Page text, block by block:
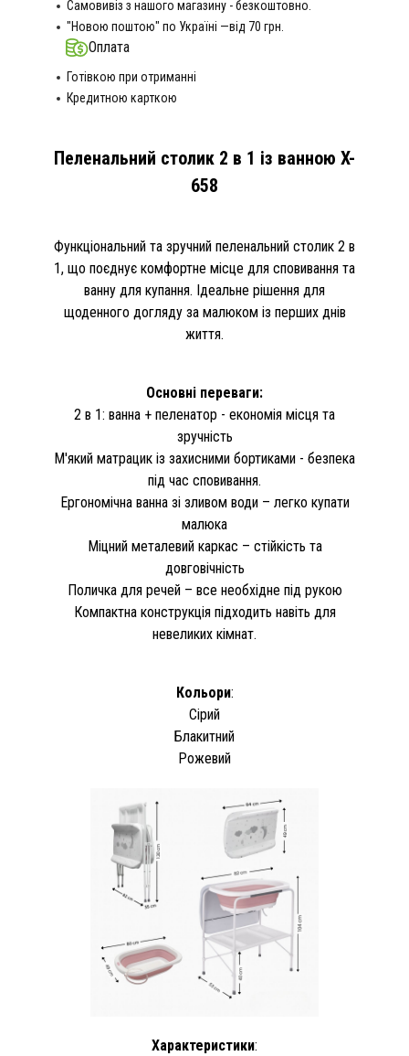
Самовивіз з нашого магазину - безкоштовно.
"Новою поштою" по Україні —від 70 грн.
Оплата
Готівкою при отриманні
Кредитною карткою
Пеленальний столик 2 в 1 із ванною X-
658
Функціональний та зручний пеленальний столик 2 в
1, що поєднує комфортне місце для сповивання та
ванну для купання. Ідеальне рішення для
щоденного догляду за малюком із перших днів
життя.
Основні переваги:
2 в 1: ванна + пеленатор - економія місця та
зручність
М'який матрацик із захисними бортиками - безпека
під час сповивання.
Ергономічна ванна зі зливом води – легко купати
малюка
Міцний металевий каркас – стійкість та
довговічність
Поличка для речей – все необхідне під рукою
Компактна конструкція підходить навіть для
невеликих кімнат.
Кольори:
Сірий
Блакитний
Рожевий
Характеристики: